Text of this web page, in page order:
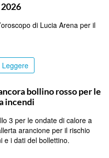
di Lucia Arena per il
Leggere
bollino rosso per le
incendi
3 per le ondate di calore a
arancione per il rischio
e i dati del bollettino.